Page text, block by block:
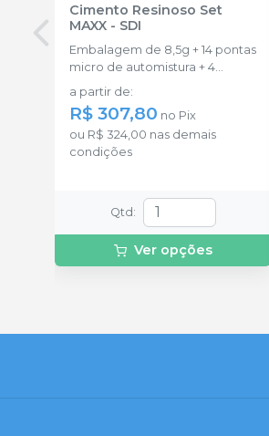
Cimento Resinoso Set
MAXX - SDI
Embalagem de 8,5g + 14 pontas
micro de automistura + 4
pontas
a partir de:
R$ 307,80 no Pix
ou R$ 324,00 nas demais
condições
Qtd :
Ver opções